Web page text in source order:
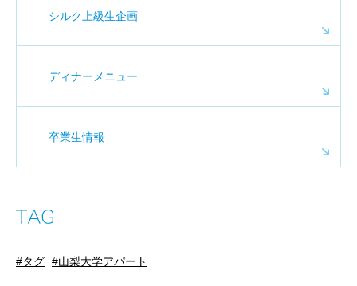
シルク上級生企画
ディナーメニュー
卒業生情報
タグ 山梨大学アパート